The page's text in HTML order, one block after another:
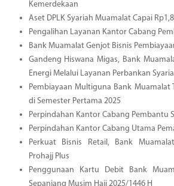
Kemerdekaan
Aset DPLK Syariah Muamalat Capai
Pengalihan Layanan Kantor Cabang
Bank Muamalat Genjot Bisnis
Gandeng Hiswana Migas, Bank
Energi Melalui Layanan Perbankan
Pembiayaan Multiguna Bank
di Semester Pertama 2025
Perpindahan Kantor Cabang Pembantu
Perpindahan Kantor Cabang Utama
Perkuat Bisnis Retail, Bank
Prohajj Plus
Penggunaan Kartu Debit Bank
Sepanjang Musim Haji 2025/1446 H